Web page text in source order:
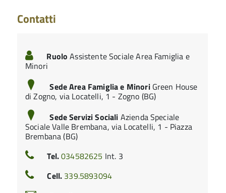
Contatti
RuoloAssistente Sociale Area Famiglia e
Minori
Sede Area Famiglia e MinoriGreen House
di Zogno, via Locatelli, 1 - Zogno (BG)
Sede Servizi Sociali Azienda Speciale
Sociale Valle Brembana, via Locatelli, 1 - Piazza
Brembana (BG)
Tel.034582625 Int. 3
Cell. 339.5893094